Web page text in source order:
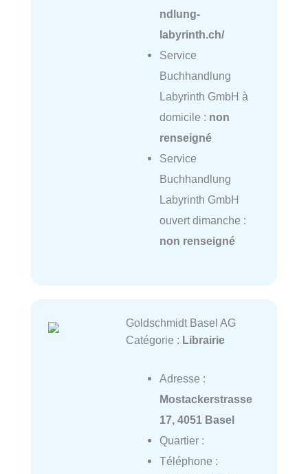
ndlung-
labyrinth.ch/
Service
Buchhandlung
Labyrinth GmbH à
domicile : non
renseigné
Service
Buchhandlung
Labyrinth GmbH
ouvert dimanche :
non renseigné
Goldschmidt Basel AG
Catégorie : Librairie
Adresse :
Mostackerstrasse
17, 4051 Basel
Quartier :
Téléphone :